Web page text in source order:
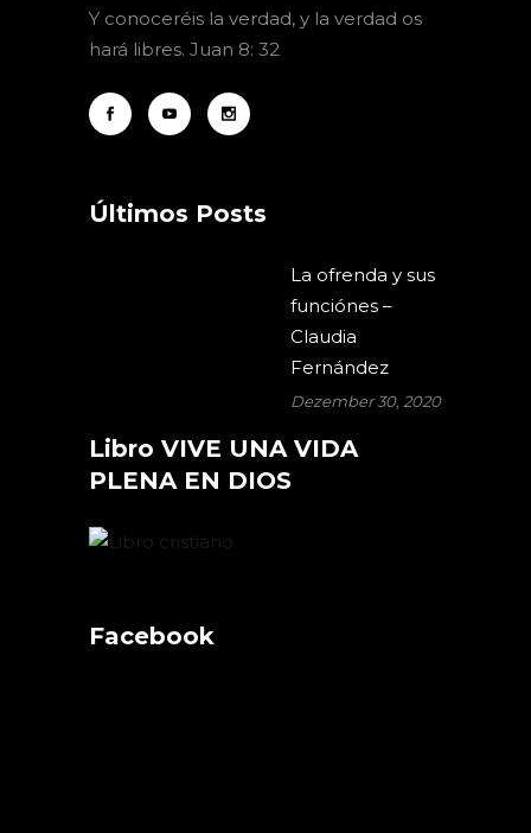
Y conoceréis la verdad, y la verdad os
hará libres. Juan 8: 32
Últimos Posts
La ofrenda y sus
funciónes –
Claudia
Fernández
Dezember 30, 2020
Libro VIVE UNA VIDA
PLENA EN DIOS
Facebook